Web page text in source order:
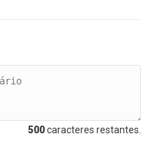
500caracteres restantes.